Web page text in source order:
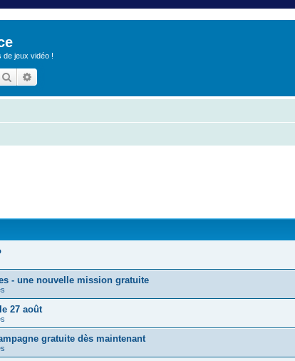
de jeux vidéo !
Rechercher
- une nouvelle mission gratuite
27 août
gratuite dès maintenant